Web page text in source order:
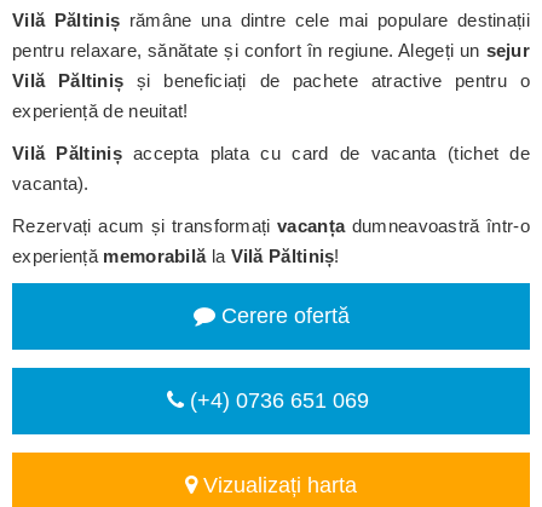
Vilă Păltiniș rămâne una dintre cele mai populare destinații
pentru relaxare, sănătate și confort în regiune. Alegeți un sejur
Vilă Păltiniș și beneficiați de pachete atractive pentru o
experiență de neuitat!
Vilă Păltinișaccepta plata cu card de vacanta (tichet de
vacanta).
Rezervați acum și transformațivacanțadumneavoastră într-o
experiență memorabilăla Vilă Păltiniș!
Cerere ofertă
(+4) 0736 651 069
Vizualizați harta